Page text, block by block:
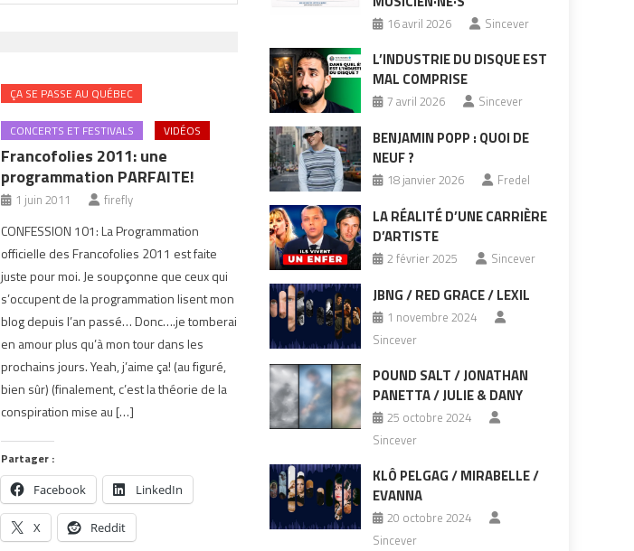
ÇA SE PASSE AU QUÉBEC
CONCERTS ET FESTIVALS VIDÉOS
Francofolies 2011: une
programmation PARFAITE!
1 juin 2011 firefly
CONFESSION 101: La Programmation
officielle des Francofolies 2011 est faite
juste pour moi. Je soupçonne que ceux qui
s’occupent de la programmation lisent mon
blog depuis l’an passé… Donc….je tomberai
en amour plus qu’à mon tour dans les
prochains jours. Yeah, j’aime ça! (au figuré,
bien sûr) (finalement, c’est la théorie de la
conspiration mise au […]
Partager :
Facebook LinkedIn
X Reddit
16 avril 2026 Sincever
L’INDUSTRIE DU DISQUE EST
MAL COMPRISE
7 avril 2026 Sincever
BENJAMIN POPP : QUOI DE
NEUF ?
18 janvier 2026 Fredel
LA RÉALITÉ D’UNE CARRIÈRE
D’ARTISTE
2 février 2025 Sincever
JBNG / RED GRACE / LEXIL
1 novembre 2024
Sincever
POUND SALT / JONATHAN
PANETTA / JULIE & DANY
25 octobre 2024
Sincever
KLÔ PELGAG / MIRABELLE /
EVANNA
20 octobre 2024
Sincever